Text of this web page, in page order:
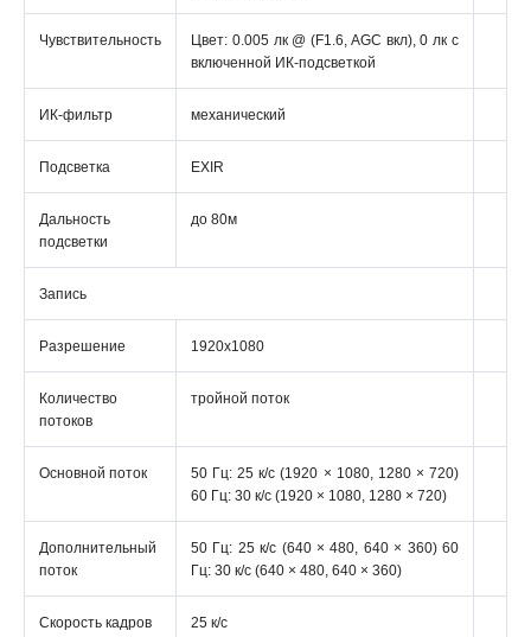
Чувствительность
Цвет: 0.005 лк @ (F1.6, AGC вкл), 0 лк с
включенной ИК-подсветкой
ИК-фильтр механический
Подсветка EXIR
Дальность
подсветки
до 80м
Запись
Разрешение 1920х1080
Количество
потоков
тройной поток
Основной поток
50 Гц: 25 к/с (1920 × 1080, 1280 × 720)
60 Гц: 30 к/с (1920 × 1080, 1280 × 720)
Дополнительный
поток
50 Гц: 25 к/с (640 × 480, 640 × 360) 60
Гц: 30 к/с (640 × 480, 640 × 360)
Скорость кадров 25 к/с